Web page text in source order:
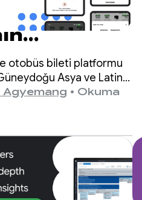
%57
Firebase
otobüs bileti platformu
Asya ve Latin
hizmet veriyor.
Agyemang • Okuma